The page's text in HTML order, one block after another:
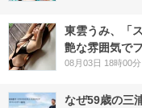
東雲うみ、「
艶な雰囲気で
08月03日 18時00分
なぜ59歳の三